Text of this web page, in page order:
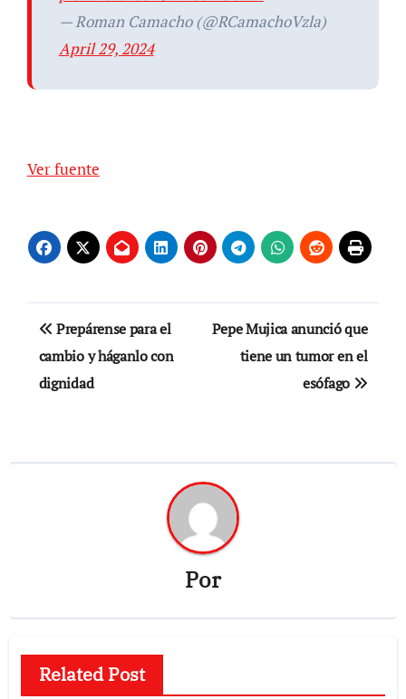
— Roman Camacho (@RCamachoVzla)
April 29, 2024
Ver fuente
Navegación
de
entradas
Prepárense para el
cambio y háganlo con
dignidad
Pepe Mujica anunció que
tiene un tumor en el
esófago
Por
Related Post